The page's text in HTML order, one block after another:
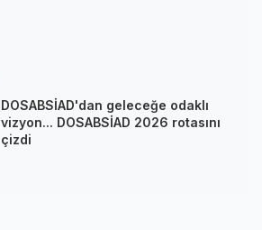
DOSABSİAD'dan geleceğe odaklı
vizyon... DOSABSİAD 2026 rotasını
çizdi